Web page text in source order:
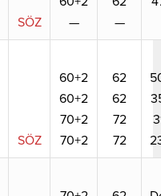
SÖZ
—
—
SÖZ
60+2
60+2
70+2
70+2
62
62
72
72